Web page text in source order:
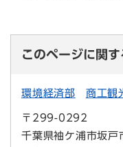
このページに関
環境経済部 商工観
〒299-0292
千葉県袖ケ浦市坂